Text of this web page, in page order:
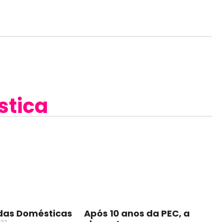
Domésticas
Após 10 anos da PEC, a